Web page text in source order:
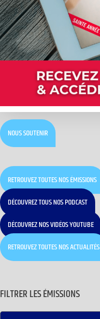
NOUS SOUTENIR
RETROUVEZ TOUTES NOS ÉMISSIONS
DÉCOUVREZ TOUS NOS PODCAST
DÉCOUVREZ NOS VIDÉOS YOUTUBE
RETROUVEZ TOUTES NOS ACTUALITÉS
FILTRER LES ÉMISSIONS